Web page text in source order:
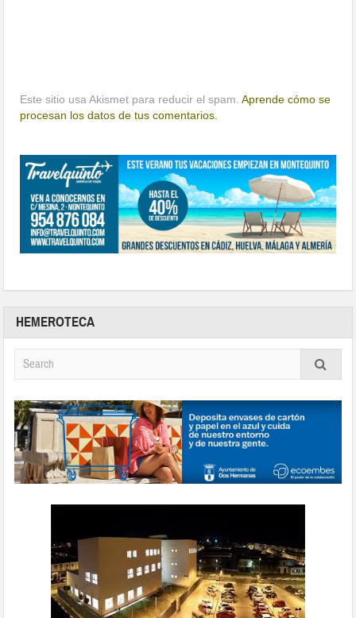
Este sitio usa Akismet para reducir el spam.Aprende cómo se
procesan los datos de tus comentarios.
HEMEROTECA